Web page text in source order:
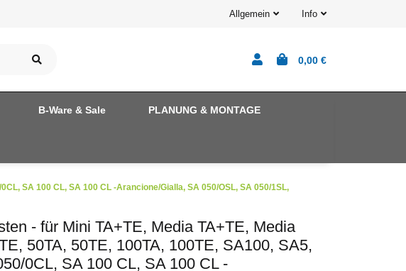
Allgemein Info
0,00 €
B-Ware & Sale PLANUNG & MONTAGE
SA 100 CL, SA 100 CL -Arancione/Gialla, SA 050/OSL, SA 050/1SL,
- für Mini TA+TE, Media TA+TE, Media
50TA, 50TE, 100TA, 100TE, SA100, SA5,
0CL, SA 100 CL, SA 100 CL -